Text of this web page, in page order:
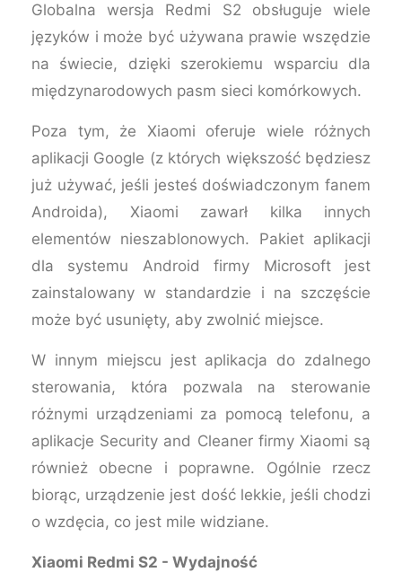
Globalna wersja Redmi S2 obsługuje wiele
języków i może być używana prawie wszędzie
na świecie, dzięki szerokiemu wsparciu dla
międzynarodowych pasm sieci komórkowych.
Poza tym, że Xiaomi oferuje wiele różnych
aplikacji Google (z których większość będziesz
już używać, jeśli jesteś doświadczonym fanem
Androida), Xiaomi zawarł kilka innych
elementów nieszablonowych. Pakiet aplikacji
dla systemu Android firmy Microsoft jest
zainstalowany w standardzie i na szczęście
może być usunięty, aby zwolnić miejsce.
W innym miejscu jest aplikacja do zdalnego
sterowania, która pozwala na sterowanie
różnymi urządzeniami za pomocą telefonu, a
aplikacje Security and Cleaner firmy Xiaomi są
również obecne i poprawne. Ogólnie rzecz
biorąc, urządzenie jest dość lekkie, jeśli chodzi
o wzdęcia, co jest mile widziane.
Xiaomi Redmi S2 - Wydajność